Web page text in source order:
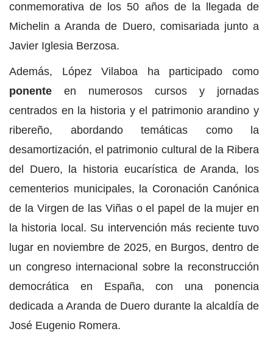
conmemorativa de los 50 años de la llegada de
Michelin a Aranda de Duero, comisariada junto a
Javier Iglesia Berzosa.
Además, López Vilaboa ha participado como
ponente en numerosos cursos y jornadas
centrados en la historia y el patrimonio arandino y
ribereño, abordando temáticas como la
desamortización, el patrimonio cultural de la Ribera
del Duero, la historia eucarística de Aranda, los
cementerios municipales, la Coronación Canónica
de la Virgen de las Viñas o el papel de la mujer en
la historia local. Su intervención más reciente tuvo
lugar en noviembre de 2025, en Burgos, dentro de
un congreso internacional sobre la reconstrucción
democrática en España, con una ponencia
dedicada a Aranda de Duero durante la alcaldía de
José Eugenio Romera.